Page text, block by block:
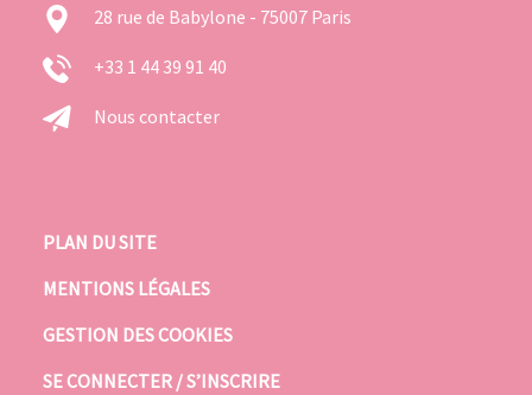
28 rue de Babylone - 75007 Paris
+33 1 44 39 91 40
Nous contacter
PLAN DU SITE
MENTIONS LÉGALES
GESTION DES COOKIES
SE CONNECTER / S’INSCRIRE